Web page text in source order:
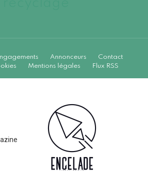
Annonceurs
Contact
Mentions légales Flux RSS